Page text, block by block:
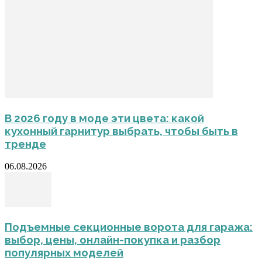
В 2026 году в моде эти цвета: какой
кухонный гарнитур выбрать, чтобы быть в
тренде
06.08.2026
Подъемные секционные ворота для гаража:
выбор, цены, онлайн-покупка и разбор
популярных моделей